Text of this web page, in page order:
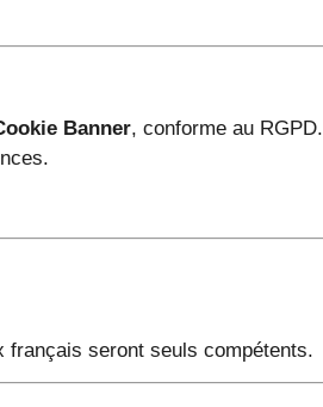
Banner, conforme au RGPD.
français seront seuls compétents.